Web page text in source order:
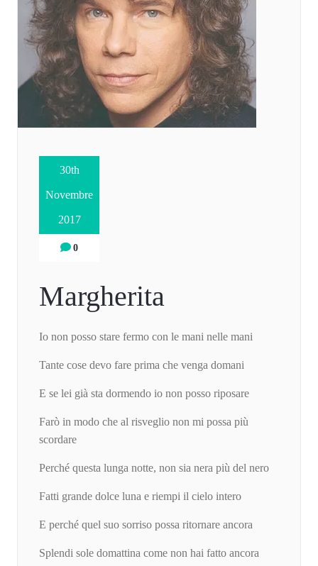
30th
Novembre
2017
0
Margherita
Io non posso stare fermo con le mani nelle mani
Tante cose devo fare prima che venga domani
E se lei già sta dormendo io non posso riposare
Farò in modo che al risveglio non mi possa più
scordare
Perché questa lunga notte, non sia nera più del nero
Fatti grande dolce luna e riempi il cielo intero
E perché quel suo sorriso possa ritornare ancora
Splendi sole domattina come non hai fatto ancora